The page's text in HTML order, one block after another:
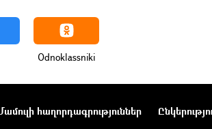
Odnoklassniki
հաղորդագրություններ